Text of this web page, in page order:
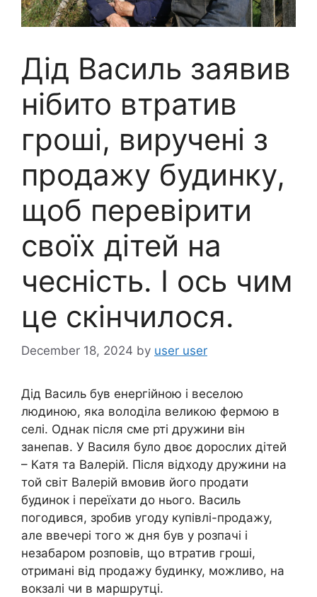
Дід Василь заявив
нібито втратив
гроші, виручені з
продажу будинку,
щоб перевірити
своїх дітей на
чесність. І ось чим
це скінчилося.
December 18, 2024 by user user
Дід Василь був енергійною і веселою
людиною, яка володіла великою фермою в
селі. Однак після сме рті дружини він
занепав. У Василя було двоє дорослих дітей
– Катя та Валерій. Після відходу дружини на
той світ Валерій вмовив його продати
будинок і переїхати до нього. Василь
погодився, зробив угоду купівлі-продажу,
але ввечері того ж дня був у розпачі і
незабаром розповів, що втратив гроші,
отримані від продажу будинку, можливо, на
вокзалі чи в маршрутці.